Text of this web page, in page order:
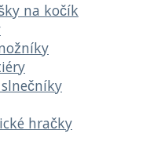
na kočík
hračky